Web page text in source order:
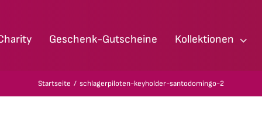
Geschenk-Gutscheine Kollektionen
Startseite schlagerpiloten-keyholder-santodomingo-2